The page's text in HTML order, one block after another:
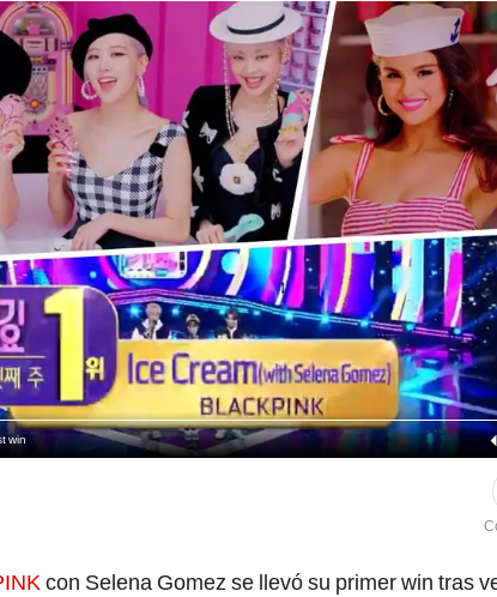
win
con Selena Gomez se llevó su primer win tras